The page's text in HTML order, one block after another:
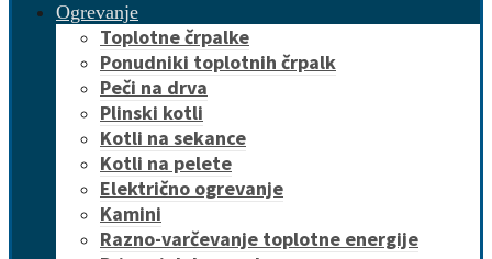
Ogrevanje
Toplotne črpalke
Ponudniki toplotnih črpalk
Peči na drva
Plinski kotli
Kotli na sekance
Kotli na pelete
Električno ogrevanje
Kamini
Razno-varčevanje toplotne energije